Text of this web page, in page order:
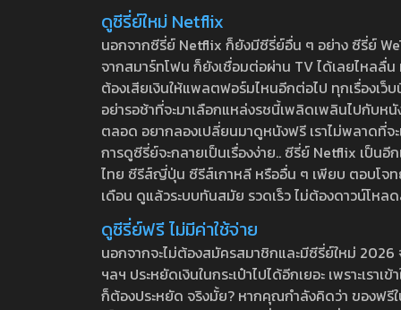
ดูซีรี่ย์ใหม่ Netflix
นอกจากซีรี่ย์ Netflix ก็ยังมีซีรี่ย์อื่น ๆ อย่าง ซีรี่ย์
จากสมาร์ทโฟน ก็ยังเชื่อมต่อผ่าน TV ได้เลยไหลลื่
ต้องเสียเงินให้แพลตฟอร์มไหนอีกต่อไป ทุกเรื่องเว็
อย่ารอช้าที่จะมาเลือกแหล่งรชนี้เพลิดเพลินไปกับห
ตลอด อยากลองเปลี่ยนมาดูหนังฟรี เราไม่พลาดที่
การดูซีรี่ย์จะกลายเป็นเรื่องง่าย.. ซีรี่ย์ Netflix เป็น
ไทย ซีรีส์ญี่ปุ่น ซีรีส์เกาหลี หรืออื่น ๆ เพียบ ตอบโจท
เดือน ดูแล้วระบบทันสมัย รวดเร็ว ไม่ต้องดาวน์โห
ดูซีรี่ย์ฟรี ไม่มีค่าใช้จ่าย
นอกจากจะไม่ต้องสมัครสมาชิกและมีซีรี่ย์ใหม่
ฯลฯ ประหยัดเงินในกระเป๋าไปได้อีกเยอะ เพราะเร
ก็ต้องประหยัด จริงมั้ย? หากคุณกำลังคิดว่า ของฟ